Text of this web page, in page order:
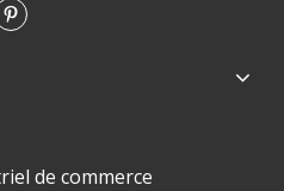
de commerce